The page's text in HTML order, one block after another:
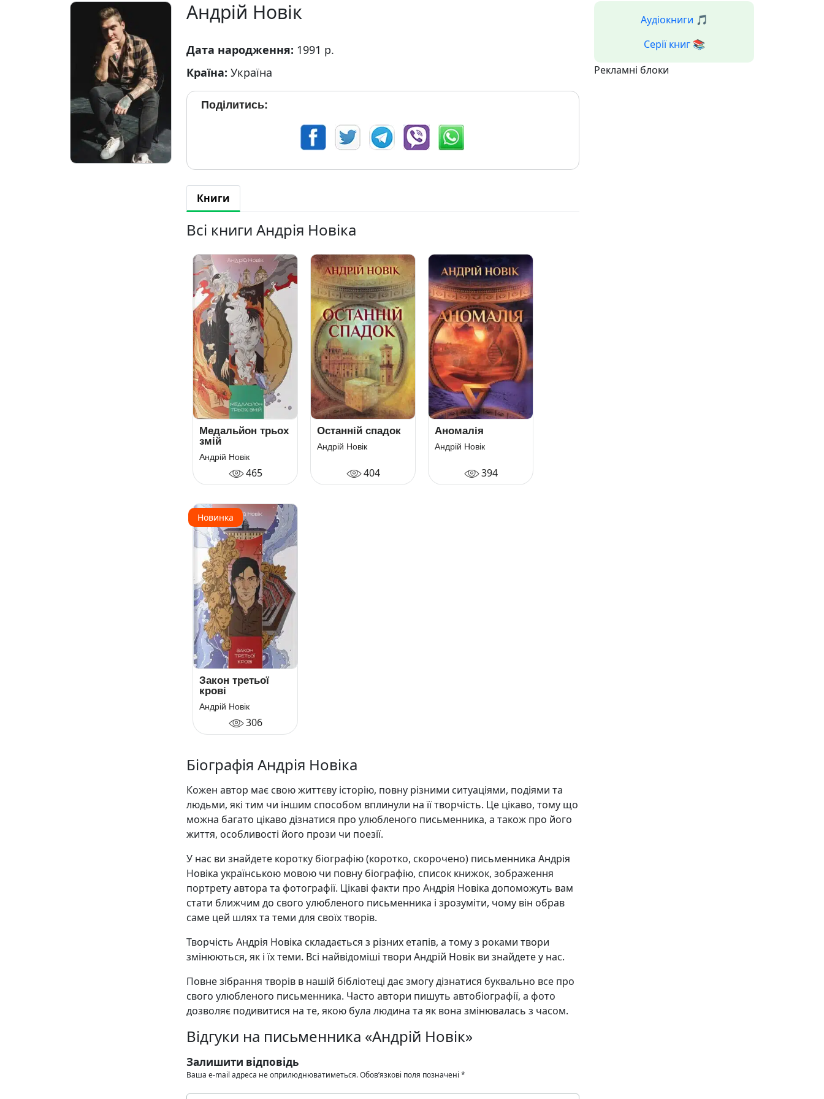
Андрій Новік
Дата народження: 1991 р.
Країна: Україна
Поділитись:
Книги
Всі книги Андрія Новіка
Медальйон трьох
змій
Андрій Новік
465
Останній спадок
Андрій Новік
404
Аномалія
Андрій Новік
394
Новинка
Закон третьої
крові
Андрій Новік
306
Біографія Андрія Новіка
Кожен автор має свою життєву історію, повну різними ситуаціями, подіями та
людьми, які тим чи іншим способом вплинули на її творчість. Це цікаво, тому що
можна багато цікаво дізнатися про улюбленого письменника, а також про його
життя, особливості його прози чи поезії.
У нас ви знайдете коротку біографію (коротко, скорочено) письменника Андрія
Новіка українською мовою чи повну біографію, список книжок, зображення
портрету автора та фотографії. Цікаві факти про Андрія Новіка допоможуть вам
стати ближчим до свого улюбленого письменника і зрозуміти, чому він обрав
саме цей шлях та теми для своїх творів.
Творчість Андрія Новіка складається з різних етапів, а тому з роками твори
змінюються, як і їх теми. Всі найвідоміші твори Андрій Новік ви знайдете у нас.
Повне зібрання творів в нашій бібліотеці дає змогу дізнатися буквально все про
свого улюбленого письменника. Часто автори пишуть автобіографії, а фото
дозволяє подивитися на те, якою була людина та як вона змінювалась з часом.
Відгуки на письменника «Андрій Новік»
Залишити відповідь
Ваша e-mail адреса не оприлюднюватиметься.Обов’язкові поля позначені *
Аудіокниги 🎵
Серії книг 📚
Рекламні блоки